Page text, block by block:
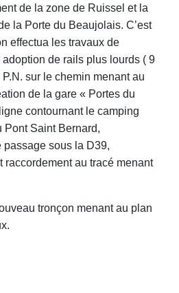
de la zone de Ruissel et la
la Porte du Beaujolais. C’est
effectua les travaux de
adoption de rails plus lourds ( 9
sur le chemin menant au
de la gare « Portes du
contournant le camping
Pont Saint Bernard,
passage sous la D39,
raccordement au tracé menant
tronçon menant au plan